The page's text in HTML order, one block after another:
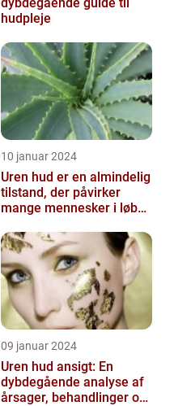
hudpleje
10 januar 2024
Uren hud er en almindelig
tilstand, der påvirker
mange mennesker i løbet
09 januar 2024
Uren hud ansigt: En
dybdegående analyse af
årsager, behandlinger og